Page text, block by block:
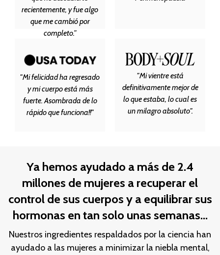
recientemente, y fue algo
que me cambió por
completo.”
"Mi felicidad ha regresado
y mi cuerpo está más
fuerte. Asombrada de lo
rápido que funciona!!"
"Mi vientre está
definitivamente mejor de
lo que estaba, lo cual es
un milagro absoluto".
Ya hemos ayudado a más de 2.4
millones de mujeres a recuperar el
control de sus cuerpos y a equilibrar sus
hormonas en tan solo unas semanas...
Nuestros ingredientes respaldados por la ciencia han
ayudado a las mujeres a minimizar la niebla mental,